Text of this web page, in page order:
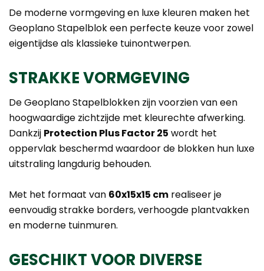
De moderne vormgeving en luxe kleuren maken het
Geoplano Stapelblok een perfecte keuze voor zowel
eigentijdse als klassieke tuinontwerpen.
STRAKKE VORMGEVING
De Geoplano Stapelblokken zijn voorzien van een
hoogwaardige zichtzijde met kleurechte afwerking.
Dankzij Protection Plus Factor 25 wordt het
oppervlak beschermd waardoor de blokken hun luxe
uitstraling langdurig behouden.
Met het formaat van 60x15x15 cm realiseer je
eenvoudig strakke borders, verhoogde plantvakken
en moderne tuinmuren.
GESCHIKT VOOR DIVERSE